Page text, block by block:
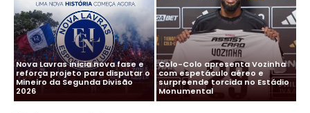
Nova Lavras inicia nova fase e
reforça projeto para disputar o
Mineiro da Segunda Divisão
2026
Colo-Colo apresenta Vozinha
com espetáculo aéreo e
surpreende torcida no Estádio
Monumental